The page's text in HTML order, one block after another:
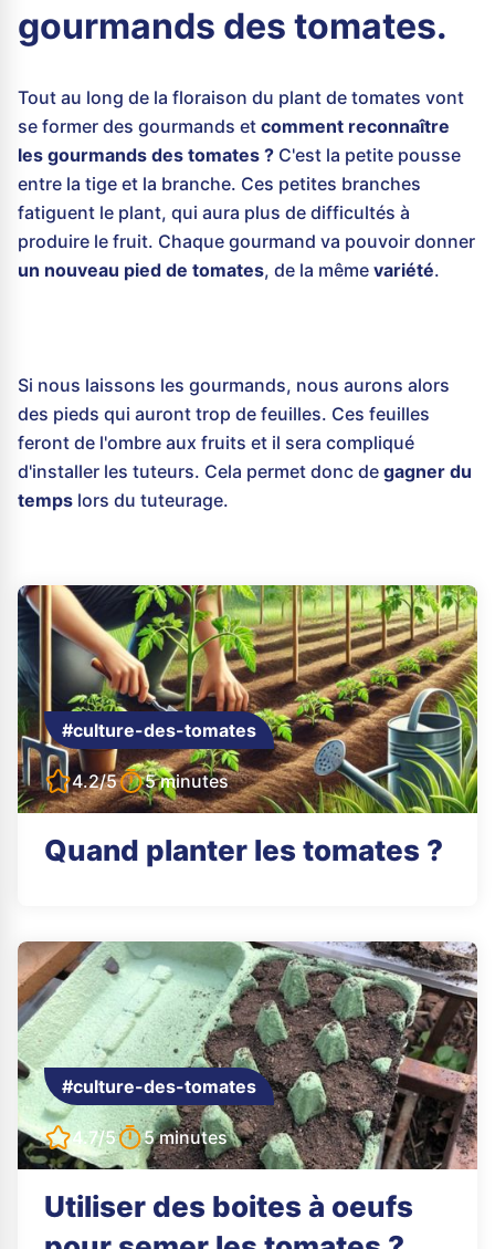
gourmands des tomates.
Tout au long de la floraison du plant de tomates vont
se former des gourmands et comment reconnaître
les gourmands des tomates ? C'est la petite pousse
entre la tige et la branche. Ces petites branches
fatiguent le plant, qui aura plus de difficultés à
produire le fruit. Chaque gourmand va pouvoir donner
un nouveau pied de tomates, de la même variété.
Si nous laissons les gourmands, nous aurons alors
des pieds qui auront trop de feuilles. Ces feuilles
feront de l'ombre aux fruits et il sera compliqué
d'installer les tuteurs. Cela permet donc de gagner du
temps lors du tuteurage.
#culture-des-tomates
4.2/5 5 minutes
Quand planter les tomates ?
#culture-des-tomates
4.7/5 5 minutes
Utiliser des boites à oeufs